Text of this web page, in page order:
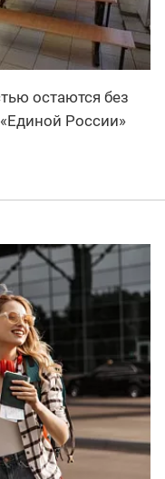
остаются без
России»